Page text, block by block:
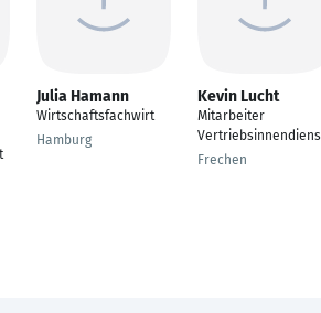
Julia Hamann
Wirtschaftsfachwirt
Hamburg
Kevin Lucht
Mitarbeiter
Frechen